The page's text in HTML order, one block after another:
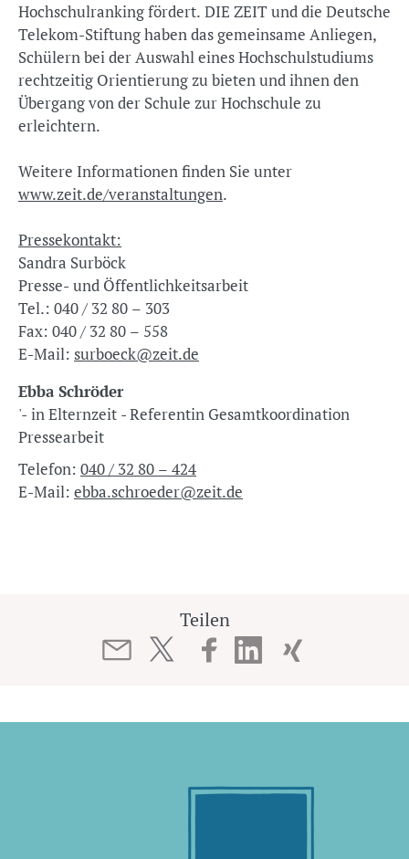
Hochschulranking fördert. DIE ZEIT und die Deutsche
Telekom-Stiftung haben das gemeinsame Anliegen,
Schülern bei der Auswahl eines Hochschulstudiums
rechtzeitig Orientierung zu bieten und ihnen den
Übergang von der Schule zur Hochschule zu
erleichtern.
Weitere Informationen finden Sie unter
www.zeit.de/veranstaltungen.
Pressekontakt:
Sandra Surböck
Presse- und Öffentlichkeitsarbeit
Tel.: 040 / 32 80 – 303
Fax: 040 / 32 80 – 558
E-Mail: surboeck@zeit.de
Ebba Schröder
'- in Elternzeit - Referentin Gesamtkoordination
Pressearbeit
Telefon: 040 / 32 80 – 424
E-Mail: ebba.schroeder@zeit.de
Teilen